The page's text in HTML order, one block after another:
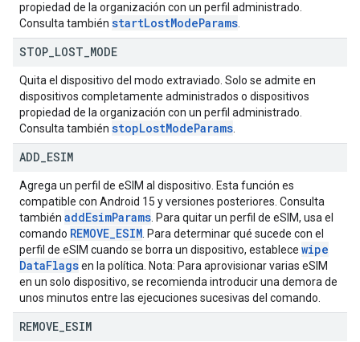
propiedad de la organización con un perfil administrado.
Consulta también startLostModeParams
STOP LOST MODE
Quita el dispositivo del modo extraviado. Solo se admite en
dispositivos completamente administrados o dispositivos
propiedad de la organización con un perfil administrado.
Consulta también stopLostModeParams
ADD ESIM
Agrega un perfil de eSIM al dispositivo. Esta función es
compatible con Android 15 y versiones posteriores. Consulta
también addEsimParams . Para quitar un perfil de eSIM, usa el
comando REMOVE_ESIM . Para determinar qué sucede con el
perfil de eSIM cuando se borra un dispositivo, establece wipe
DataFlagsen la política. Nota: Para aprovisionar varias eSIM
en un solo dispositivo, se recomienda introducir una demora de
unos minutos entre las ejecuciones sucesivas del comando.
REMOVE ESIM